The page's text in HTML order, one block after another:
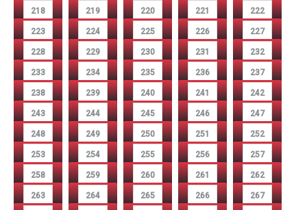
218 219 220 221 222
223 224 225 226 227
228 229 230 231 232
233 234 235 236 237
238 239 240 241 242
243 244 245 246 247
248 249 250 251 252
253 254 255 256 257
258 259 260 261 262
263 264 265 266 267